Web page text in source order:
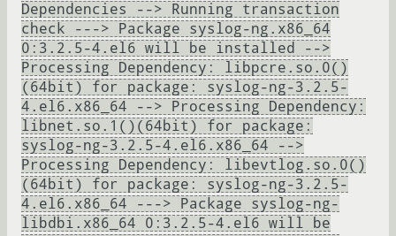
Dependencies --> Running transaction
check ---> Package syslog-ng.x86_64
0:3.2.5-4.el6 will be installed -->
Processing Dependency: libpcre.so.0()
(64bit) for package: syslog-ng-3.2.5-
4.el6.x86_64 --> Processing Dependency:
libnet.so.1()(64bit) for package:
syslog-ng-3.2.5-4.el6.x86_64 -->
Processing Dependency: libevtlog.so.0()
(64bit) for package: syslog-ng-3.2.5-
4.el6.x86_64 ---> Package syslog-ng-
libdbi.x86_64 0:3.2.5-4.el6 will be